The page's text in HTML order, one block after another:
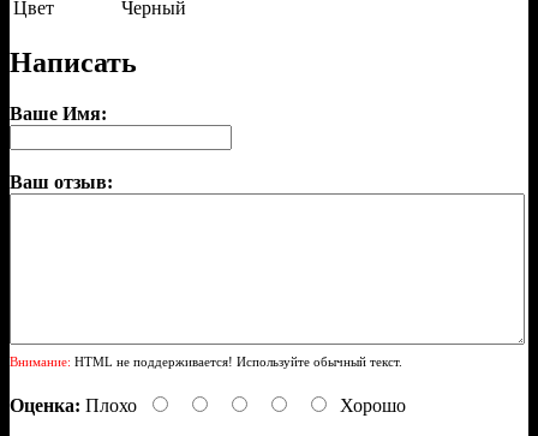
Цвет
Черный
Написать
Ваше Имя:
Ваш отзыв:
Внимание: HTML не поддерживается! Используйте обычный текст.
Оценка: Плохо Хорошо